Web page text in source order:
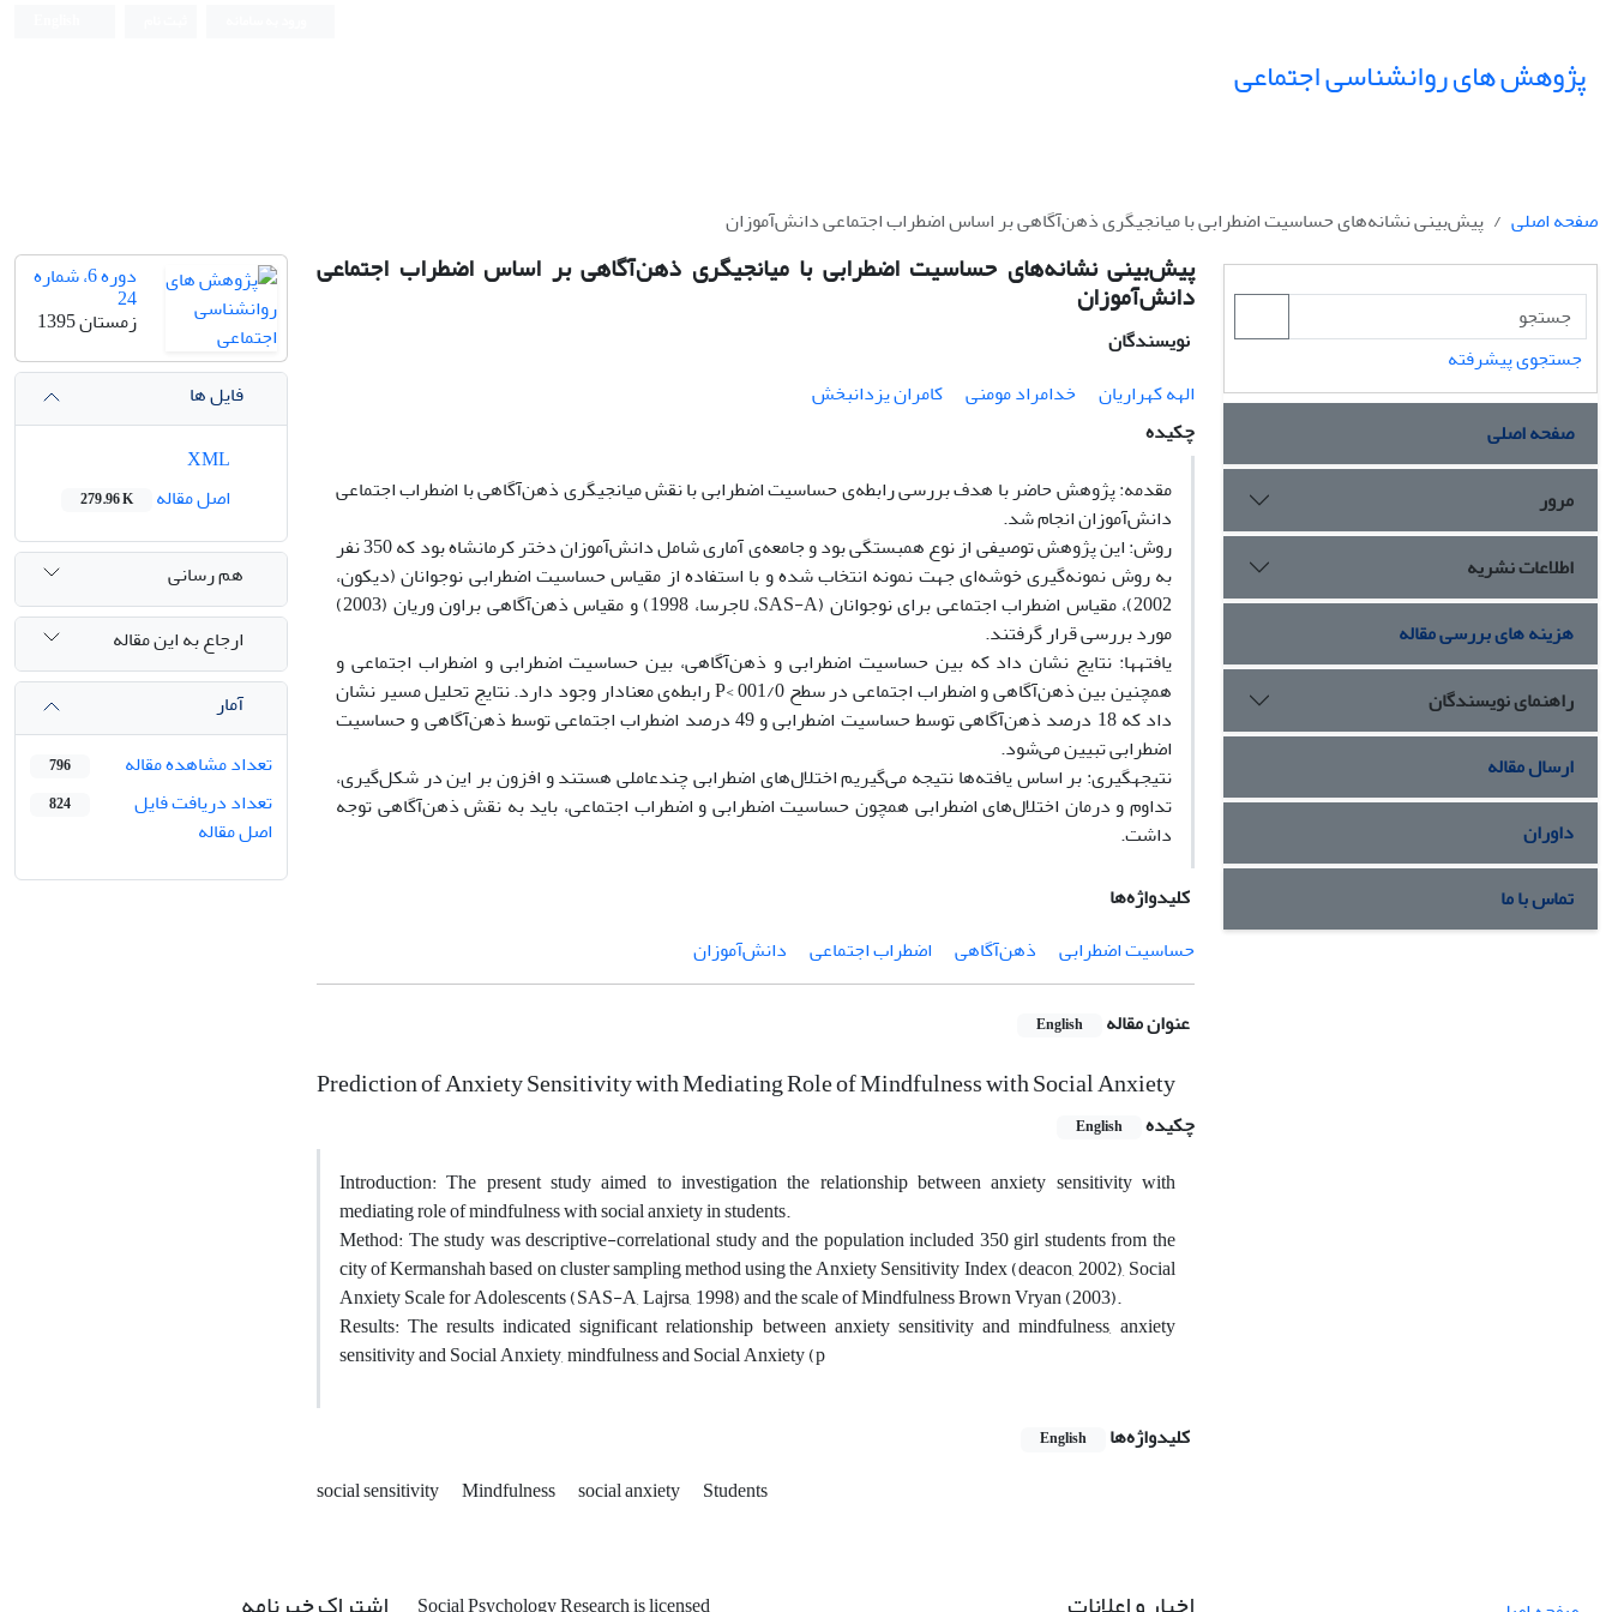
پژوهش های روانشناسی اجتماعی
صفحه اصلی پیش‌بینی نشانه‌های حساسیت اضطرابی با میانجیگری ذهن‌آگاهی بر اساس اضطراب اجتماعی دانش‌آموزان
پیش‌بینی نشانه‌های حساسیت اضطرابی با میانجیگری ذهن‌آگاهی بر اساس اضطراب اجتماعی
دانش‌آموزان
نویسندگان
الهه کهراریان
خدامراد مومنی
کامران یزدانبخش
چکیده
مقدمه: پژوهش حاضر با هدف بررسی رابطه‌ی حساسیت اضطرابی با نقش میانجیگری ذهن‌آگاهی با اضطراب اجتماعی
دانش‌آموزان انجام شد.
روش: این پژوهش توصیفی از نوع همبستگی بود و جامعه‌ی آماری شامل دانش‌آموزان دختر کرمانشاه بود که 350 نفر
به روش نمونه‌گیری خوشه‌ای جهت نمونه انتخاب شده و با استفاده از مقیاس حساسیت اضطرابی نوجوانان (دیکون،
2002)، مقیاس اضطراب اجتماعی برای نوجوانان (SAS-A، لاجرسا، 1998) و مقیاس ذهن‌آگاهی براون وریان (2003)
مورد بررسی قرار گرفتند.
یافته‏ها: نتایج نشان داد که بین حساسیت اضطرابی و ذهن‌آگاهی، بین حساسیت اضطرابی و اضطراب اجتماعی و
همچنین بین ذهن‌آگاهی و اضطراب اجتماعی در سطح 001/0 >P رابطه‌ی معنادار وجود دارد. نتایج تحلیل مسیر نشان
داد که 18 درصد ذهن‌آگاهی توسط حساسیت اضطرابی و 49 درصد اضطراب اجتماعی توسط ذهن‌آگاهی و حساسیت
اضطرابی تبیین می‌شود.
نتیجه‏گیری: بر اساس یافته‌ها نتیجه می‌گیریم اختلال‌های اضطرابی چندعاملی هستند و افزون بر این در شکل‌گیری،
تداوم و درمان اختلال‌های اضطرابی همچون حساسیت اضطرابی و اضطراب اجتماعی، باید به نقش ذهن‌آگاهی توجه
داشت.
کلیدواژه‌ها
حساسیت اضطرابی
ذهن‌آگاهی اضطراب اجتماعی دانش‌آموزان
عنوان مقاله English
Prediction of Anxiety Sensitivity with Mediating Role of Mindfulness with Social Anxiety
چکیده English
Introduction: The present study aimed to investigation the relationship between anxiety sensitivity with
mediating role of mindfulness with social anxiety in students.
Method: The study was descriptive-correlational study and the population included 350 girl students from the
city of Kermanshah based on cluster sampling method using the Anxiety Sensitivity Index (deacon, 2002), Social
Anxiety Scale for Adolescents (SAS-A, Lajrsa, 1998) and the scale of Mindfulness Brown Vryan (2003).
Results: The results indicated significant relationship between anxiety sensitivity and mindfulness, anxiety
sensitivity and Social Anxiety, mindfulness and Social Anxiety (p
کلیدواژه‌ها English
social sensitivity Mindfulness social anxiety Students
دوره 6، شماره
24
زمستان 1395
فایل ها
اصل مقاله
279.96 K
هم رسانی
ارجاع به این مقاله
آمار
تعداد مشاهده مقاله
796
تعداد دریافت فایل
اصل مقاله
824
جستجوی پیشرفته
صفحه اصلی
مرور
اطلاعات نشریه
هزینه های بررسی مقاله
راهنمای نویسندگان
ارسال مقاله
داوران
تماس با ما